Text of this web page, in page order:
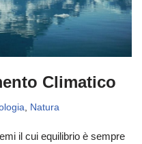
Climatico
, Natura
il cui equilibrio è sempre